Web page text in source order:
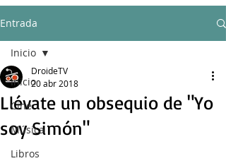
Entrada
Inicio
Cine
Música
Libros
Inicio
Llévate un obsequio de "Yo
soy Simón"
DroideTV
20 abr 2018